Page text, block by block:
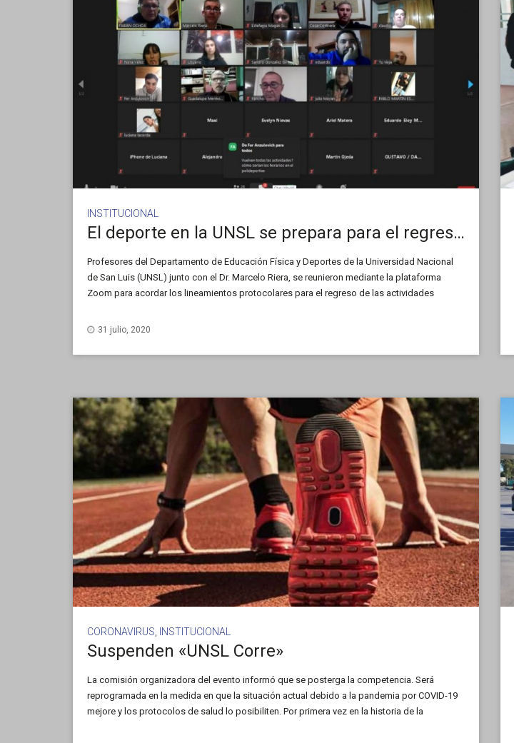
INSTITUCIONAL
El deporte en la UNSL se prepara para el regreso bajo protocolos
Profesores del Departamento de Educación Física y Deportes de la Universidad Nacional
de San Luis (UNSL) junto con el Dr. Marcelo Riera, se reunieron mediante la plataforma
Zoom para acordar los lineamientos protocolares para el regreso de las actividades
31 julio, 2020
CORONAVIRUS INSTITUCIONAL
Suspenden «UNSL Corre»
La comisión organizadora del evento informó que se posterga la competencia. Será
reprogramada en la medida en que la situación actual debido a la pandemia por COVID-19
mejore y los protocolos de salud lo posibiliten. Por primera vez en la historia de la